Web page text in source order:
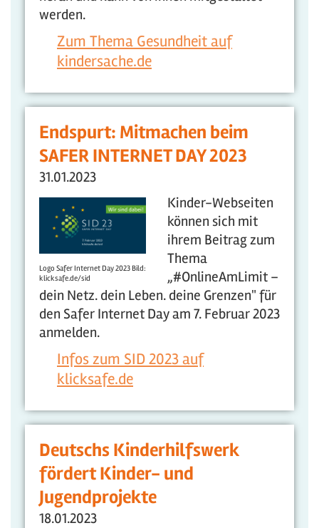
werden.
Zum Thema Gesundheit auf
kindersache.de
Endspurt: Mitmachen beim
SAFER INTERNET DAY 2023
31.01.2023
Logo Safer Internet Day 2023 Bild:
klicksafe.de/sid
Kinder-Webseiten
können sich mit
ihrem Beitrag zum
Thema
„#OnlineAmLimit –
dein Netz. dein Leben. deine Grenzen" für
den Safer Internet Day am 7. Februar 2023
anmelden.
Infos zum SID 2023 auf
klicksafe.de
Deutschs Kinderhilfswerk
fördert Kinder- und
Jugendprojekte
18.01.2023